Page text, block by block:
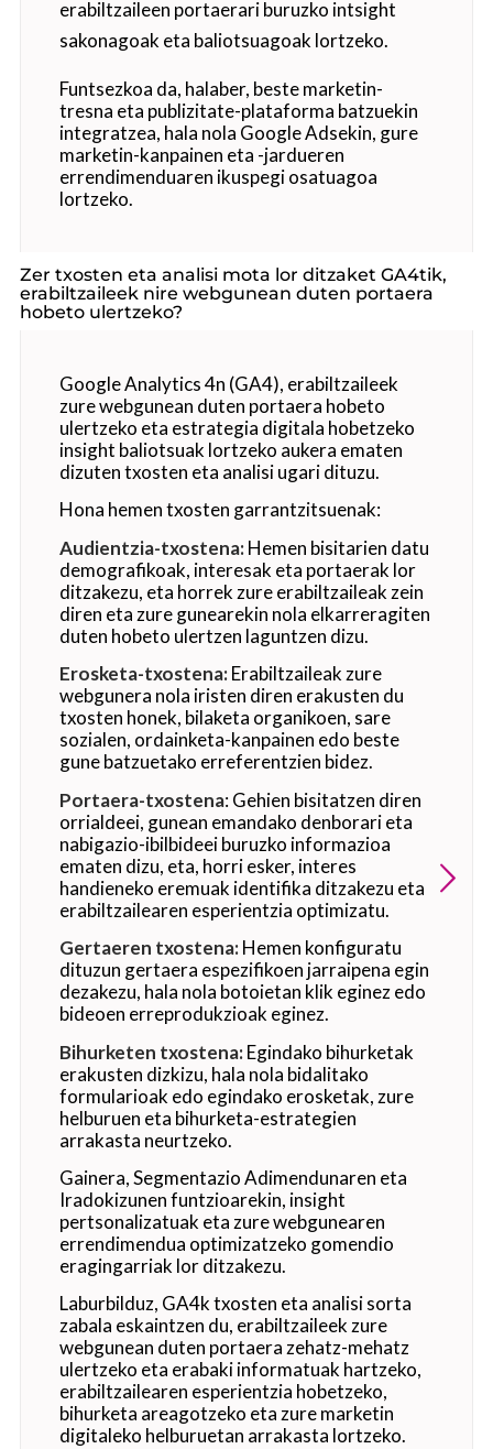
erabiltzaileen portaerari buruzko intsight
sakonagoak eta baliotsuagoak lortzeko.
Funtsezkoa da, halaber, beste marketin-
tresna eta publizitate-plataforma batzuekin
integratzea, hala nola Google Adsekin, gure
marketin-kanpainen eta -jardueren
errendimenduaren ikuspegi osatuagoa
lortzeko.
Zer txosten eta analisi mota lor ditzaket GA4tik,
erabiltzaileek nire webgunean duten portaera
hobeto ulertzeko?
Google Analytics 4n (GA4), erabiltzaileek
zure webgunean duten portaera hobeto
ulertzeko eta estrategia digitala hobetzeko
insight baliotsuak lortzeko aukera ematen
dizuten txosten eta analisi ugari dituzu.
Hona hemen txosten garrantzitsuenak:
Audientzia-txostena:Hemen bisitarien datu
demografikoak, interesak eta portaerak lor
ditzakezu, eta horrek zure erabiltzaileak zein
diren eta zure gunearekin nola elkarreragiten
duten hobeto ulertzen laguntzen dizu.
Erosketa-txostena:Erabiltzaileak zure
webgunera nola iristen diren erakusten du
txosten honek, bilaketa organikoen, sare
sozialen, ordainketa-kanpainen edo beste
gune batzuetako erreferentzien bidez.
Portaera-txostena: Gehien bisitatzen diren
orrialdeei, gunean emandako denborari eta
nabigazio-ibilbideei buruzko informazioa
ematen dizu, eta, horri esker, interes
handieneko eremuak identifika ditzakezu eta
erabiltzailearen esperientzia optimizatu.
Gertaeren txostena:Hemen konfiguratu
dituzun gertaera espezifikoen jarraipena egin
dezakezu, hala nola botoietan klik eginez edo
bideoen erreprodukzioak eginez.
Bihurketen txostena:Egindako bihurketak
erakusten dizkizu, hala nola bidalitako
formularioak edo egindako erosketak, zure
helburuen eta bihurketa-estrategien
arrakasta neurtzeko.
Gainera, Segmentazio Adimendunaren eta
Iradokizunen funtzioarekin, insight
pertsonalizatuak eta zure webgunearen
errendimendua optimizatzeko gomendio
eragingarriak lor ditzakezu.
Laburbilduz, GA4k txosten eta analisi sorta
zabala eskaintzen du, erabiltzaileek zure
webgunean duten portaera zehatz-mehatz
ulertzeko eta erabaki informatuak hartzeko,
erabiltzailearen esperientzia hobetzeko,
bihurketa areagotzeko eta zure marketin
digitaleko helburuetan arrakasta lortzeko.